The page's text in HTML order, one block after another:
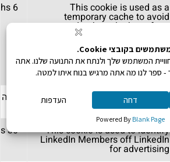
This cookie is used as a
temporary cache to avoid
database lookups for a
member's consent for use of
non-essential cookies and used
for having consent information
on the client side to enforce
consent on the client side
6 months
Used by LinkedIn to track the
use of embedded services.
This cookie is used to identify
LinkedIn Members off LinkedIn
for advertising
30 days